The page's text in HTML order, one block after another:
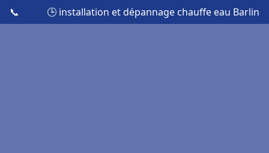
📞 🕒 installation et dépannage chauffe eau Barlin